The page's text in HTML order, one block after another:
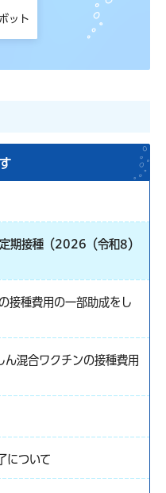
ット
期接種（2026（令和8）
接種費用の一部助成をし
ん混合ワクチンの接種費用
について